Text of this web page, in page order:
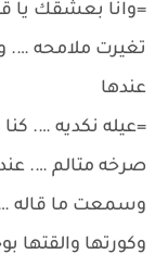
=وانا بعشقك يا
تغيرت ملامحه ….
عندها
=عيله نكديه ….
صرخه متالم ….
وسمعت ما قاله
وكورتها والقتها